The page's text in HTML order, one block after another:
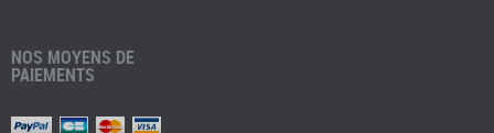
NOS MOYENS DE
PAIEMENTS